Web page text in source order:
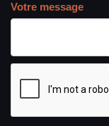
Votre message